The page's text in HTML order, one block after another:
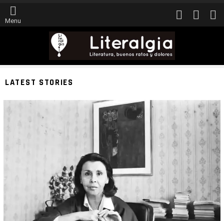
Menu
FOLLOW SEARCH
LATEST STORIES